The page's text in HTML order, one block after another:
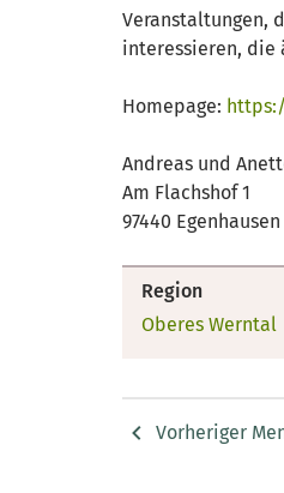
Veranstaltungen,
interessieren, die
Homepage:
Andreas und
Am Flachshof 1
97440 Egenhausen
Region
Oberes Werntal
Vorheriger